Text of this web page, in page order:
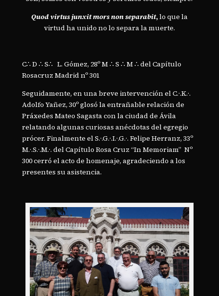
Quod virtus junxit mors non separabit,lo que la
virtud ha unido no lo separa la muerte.
C∴ D ∴ S∴ L. Gómez, 28º M ∴ S ∴ M ∴ del Capítulo
Rosacruz Madrid nº 301
Seguidamente, en una breve intervención el C.·.K.·.
Adolfo Yañez, 30º glosó la entrañable relación de
Práxedes Mateo Sagasta con la ciudad de Ávila
relatando algunas curiosas anécdotas del egregio
prócer. Finalmente el S.·.G.·.I.·.G.·. Felipe Herranz, 33º
M.·.S.·.M.·. del Capítulo Rosa Cruz “In Memoriam” Nº
300 cerró el acto de homenaje, agradeciendo a los
presentes su asistencia.